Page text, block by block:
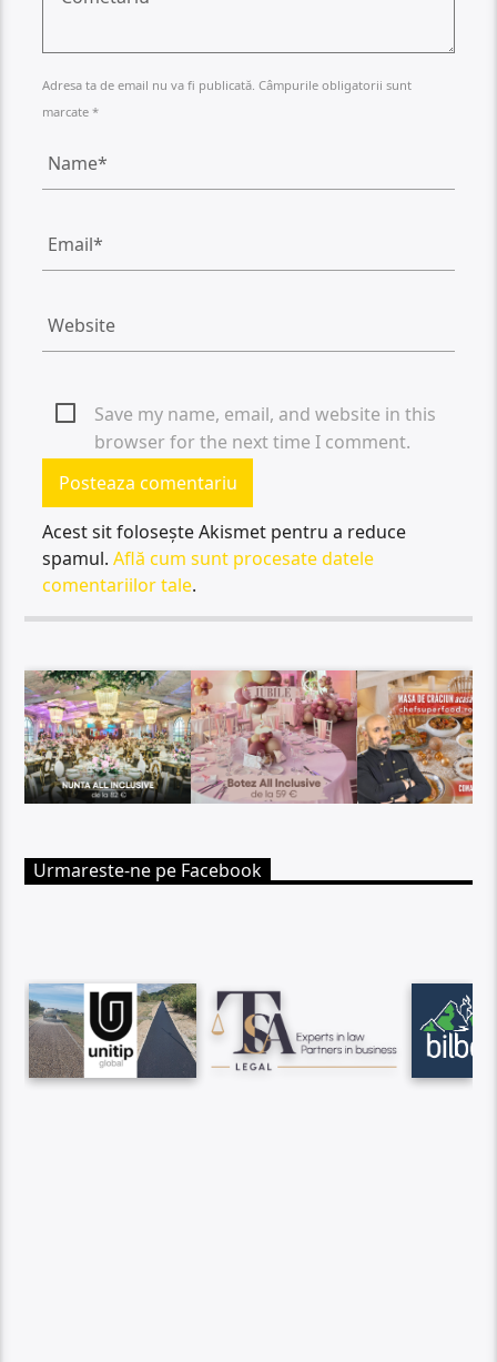
Adresa ta de email nu va fi publicată. Câmpurile obligatorii sunt
marcate *
Save my name, email, and website in this
browser for the next time I comment.
Acest sit folosește Akismet pentru a reduce
spamul.Află cum sunt procesate datele
comentariilor tale.
Urmareste-ne pe Facebook